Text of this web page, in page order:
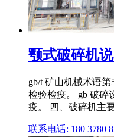
颚式破碎机
gb/t 矿山机械术语
检验检疫。 gb 破碎
疫。 四、破碎机主
联系电话: 180 3780